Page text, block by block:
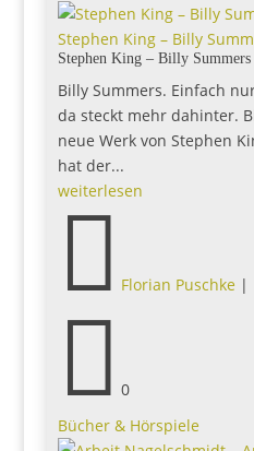
Stephen King – Billy
Stephen King – Billy Summers
Billy Summers. Einfach
da steckt mehr dahinter.
neue Werk von Stephen
hat der...
weiterlesen
 Florian Puschke|
 0
Bücher & Hörspiele